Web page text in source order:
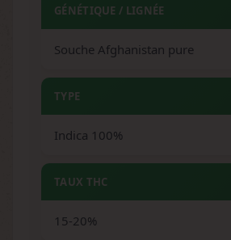
GÉNÉTIQUE / LIGNÉE
Souche Afghanistan pure
TYPE
Indica 100%
TAUX THC
15-20%